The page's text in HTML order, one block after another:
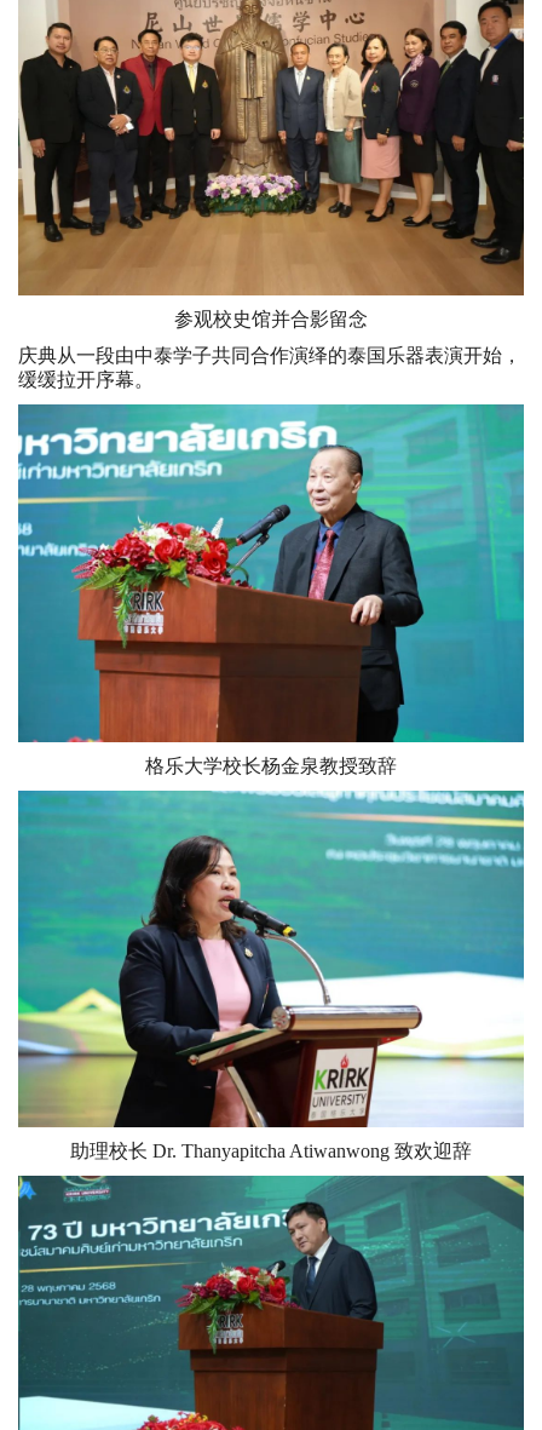
参观校史馆并合影留念
庆典从一段由中泰学子共同合作演绎的泰国乐器表演开始，
缓缓拉开序幕。
格乐大学校长杨金泉教授致辞
助理校长 Dr. Thanyapitcha Atiwanwong 致欢迎辞